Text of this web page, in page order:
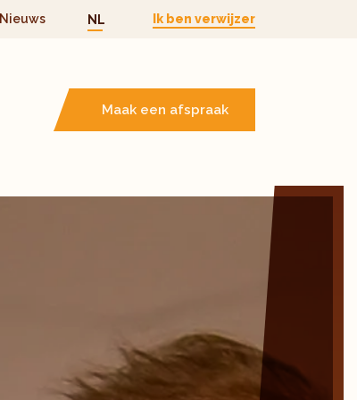
Nieuws NL Ik ben verwijzer
Maak een afspraak